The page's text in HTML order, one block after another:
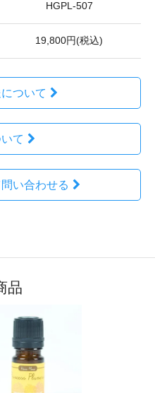
HGPL-507
19,800円(税込)
ついて
て
い合わせる
品